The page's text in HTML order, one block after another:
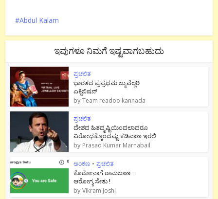
Abdul Kalam
ಇವುಗಳೂ ನಿಮಗೆ ಇಷ್ಟವಾಗಬಹುದು
ಪ್ರಚಲಿತ
ಭಾರತದ ಪ್ರಪ್ರಥಮ ಜ್ಯುವೆಲ್ಲರಿ
ಎಕ್ಸಿಬಿಷನ್
byTeam readoo kannada
ಪ್ರಚಲಿತ
ದೇಶದ ಹಿತದೃಷ್ಟಿಯಿಂದಲಾದರೂ
ವಿರೋಧಕ್ಕೊಂದಷ್ಟು ಕಡಿವಾಣ ಇರಲಿ
by Prasad Kumar Marnabail
ಅಂಕಣ • ಪ್ರಚಲಿತ
ಕೊರೋನಾಗೆ ರಾಮಬಾಣ –
ಆರೋಗ್ಯ ಸೇತು !
byVikram Joshi